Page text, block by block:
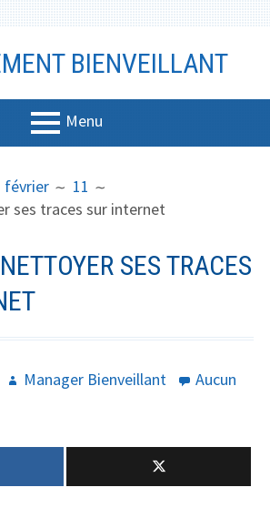
BIENVEILLANT
Menu
février
11
ses traces sur internet
SES TRACES
Auteur
Manager Bienveillant
Aucun